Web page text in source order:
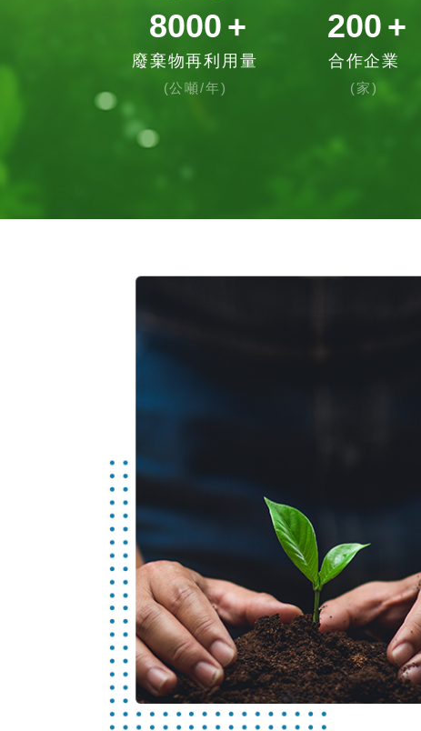
8000+
廢棄物再利用量
(公噸/年)
200+
合作企業
(家)